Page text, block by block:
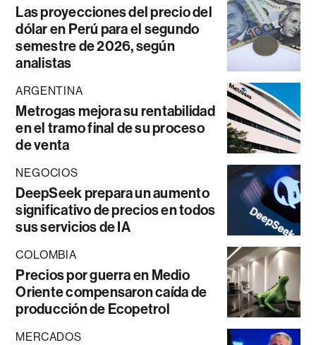
Las proyecciones del precio del
dólar en Perú para el segundo
semestre de 2026, según
analistas
ARGENTINA
Metrogas mejora su rentabilidad
en el tramo final de su proceso
de venta
NEGOCIOS
DeepSeek prepara un aumento
significativo de precios en todos
sus servicios de IA
COLOMBIA
Precios por guerra en Medio
Oriente compensaron caída de
producción de Ecopetrol
MERCADOS